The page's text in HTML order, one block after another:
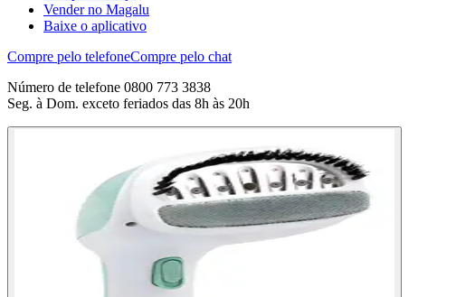
Vender no Magalu
Baixe o aplicativo
Compre pelo telefoneCompre pelo chat
Número de telefone 0800 773 3838
Seg. à Dom. exceto feriados das 8h às 20h